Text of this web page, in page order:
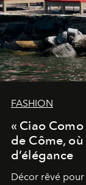
FASHION
« Ciao Como
de Côme,
d’élégance
Décor rêvé